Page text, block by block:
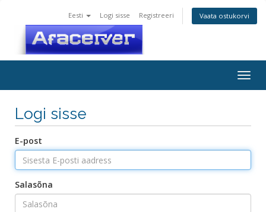
Eesti Logi sisse Registreeri Vaata ostukorvi
Logi sisse
E-post
Salasõna